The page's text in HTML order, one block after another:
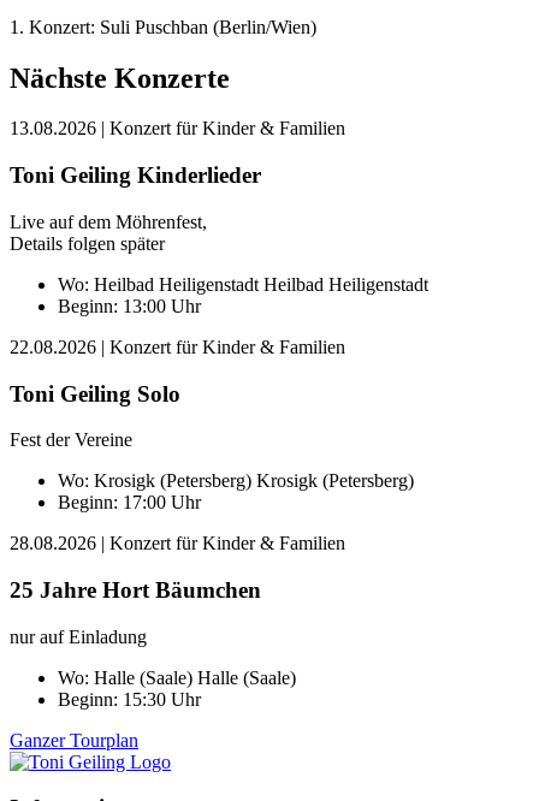
1. Konzert: Suli Puschban (Berlin/Wien)
Nächste Konzerte
13.08.2026 | Konzert für Kinder & Familien
Toni Geiling Kinderlieder
Live auf dem Möhrenfest,
Details folgen später
Wo: Heilbad Heiligenstadt Heilbad Heiligenstadt
Beginn: 13:00 Uhr
22.08.2026 | Konzert für Kinder & Familien
Toni Geiling Solo
Fest der Vereine
Wo: Krosigk (Petersberg) Krosigk (Petersberg)
Beginn: 17:00 Uhr
28.08.2026 | Konzert für Kinder & Familien
25 Jahre Hort Bäumchen
nur auf Einladung
Wo: Halle (Saale) Halle (Saale)
Beginn: 15:30 Uhr
Ganzer Tourplan